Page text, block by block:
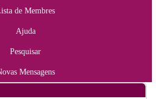
de Membres
Ajuda
Pesquisar
Mensagens